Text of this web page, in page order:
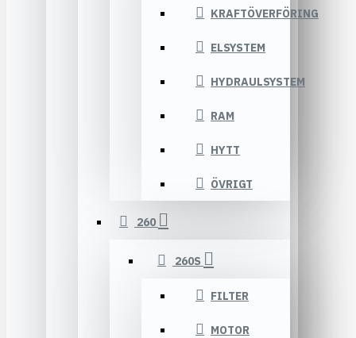
KRAFTÖVERFÖRING
ELSYSTEM
HYDRAULSYSTEM
RAM
HYTT
ÖVRIGT
260
260S
FILTER
MOTOR